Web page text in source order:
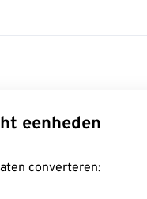
eenheden
converteren: